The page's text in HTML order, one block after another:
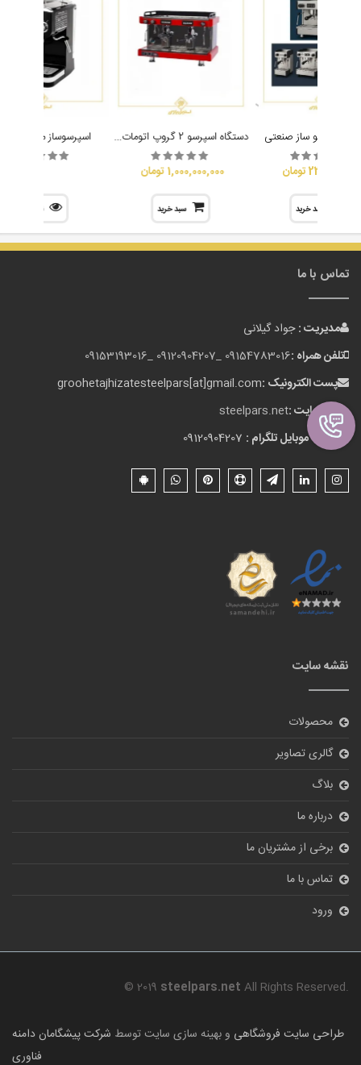
اسپرسو ساز صنعتی
23,500,000 تومان
سبد خرید
دستگاه اسپرسو 2 گروپ اتومات آنتسantes
1,000,000,000 تومان
سبد خرید
اسپرسوساز میباشی 2015
تماس با ما
مدیریت :جواد گیلانی
تلفن همراه :09154783016 _
09120904207 _
09153193016
پست الکترونیک :groohetajhizatesteelpars[at]gmail.com
وب سایت :steelpars.net
شماره موبایل تلگرام :
نقشه سایت
محصولات
گالری تصاویر
بلاگ
درباره ما
برخی از مشتریان ما
تماس با ما
ورود
© 2019 steelpars.net All Rights Reserved.
طراحی سایت فروشگاهی و بهینه سازی سایت توسط شرکت پیشگامان دامنه
فناوری